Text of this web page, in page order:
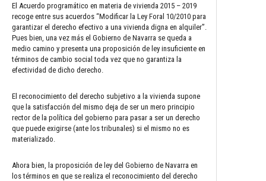
El Acuerdo programático en materia de vivienda 2015 – 2019
recoge entre sus acuerdos “Modificar la Ley Foral 10/2010 para
garantizar el derecho efectivo a una vivienda digna en alquiler”.
Pues bien, una vez más el Gobierno de Navarra se queda a
medio camino y presenta una proposición de ley insuficiente en
términos de cambio social toda vez que no garantiza la
efectividad de dicho derecho.
El reconocimiento del derecho subjetivo a la vivienda supone
que la satisfacción del mismo deja de ser un mero principio
rector de la política del gobierno para pasar a ser un derecho
que puede exigirse (ante los tribunales) si el mismo no es
materializado.
Ahora bien, la proposición de ley del Gobierno de Navarra en
los términos en que se realiza el reconocimiento del derecho